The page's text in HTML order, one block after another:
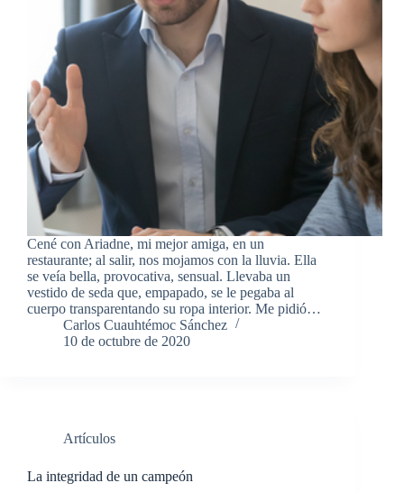
Cené con Ariadne, mi mejor amiga, en un
restaurante; al salir, nos mojamos con la lluvia. Ella
se veía bella, provocativa, sensual. Llevaba un
vestido de seda que, empapado, se le pegaba al
cuerpo transparentando su ropa interior. Me pidió…
Carlos Cuauhtémoc Sánchez
10 de octubre de 2020
Artículos
La integridad de un campeón